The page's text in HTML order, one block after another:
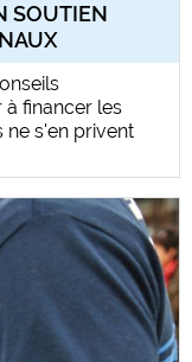
SOUTIEN
financer les
ne s'en privent